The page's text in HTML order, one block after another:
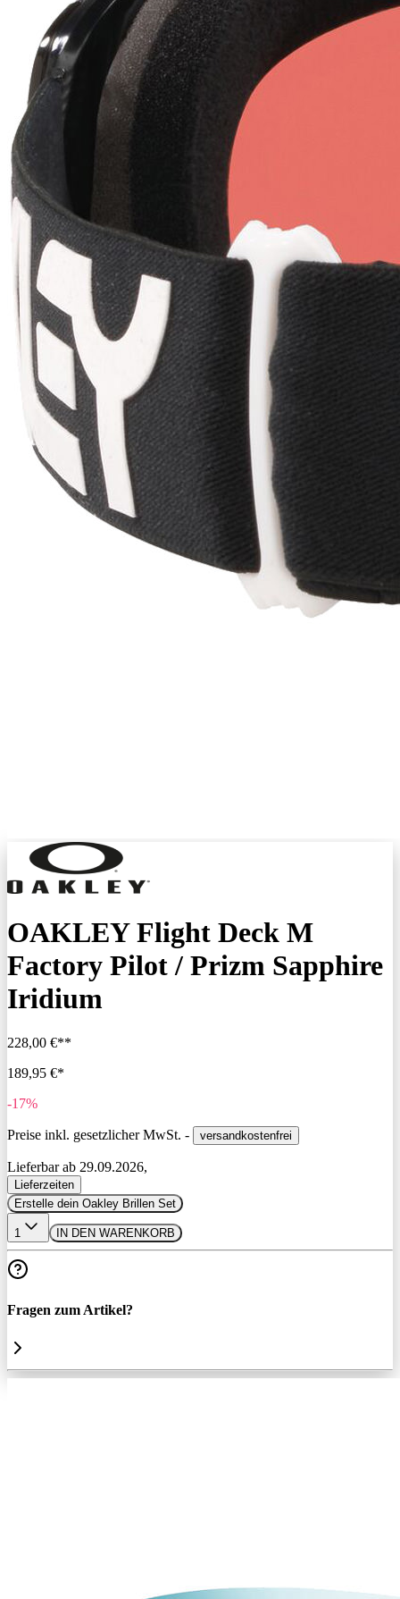
OAKLEY Flight Deck M
Factory Pilot / Prizm Sapphire
Iridium
228,00 €**
189,95 €*
-17%
Preise inkl. gesetzlicher MwSt. - versandkostenfrei
Lieferbar ab 29.09.2026,
Lieferzeiten
Erstelle dein Oakley Brillen Set
1 IN DEN WARENKORB
Fragen zum Artikel?